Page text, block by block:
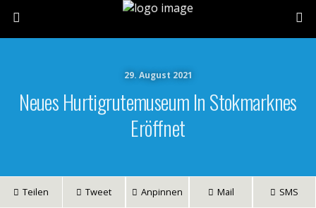
29. August 2021
Neues Hurtigrutemuseum In Stokmarknes
Eröffnet
Teilen Tweet Anpinnen Mail SMS